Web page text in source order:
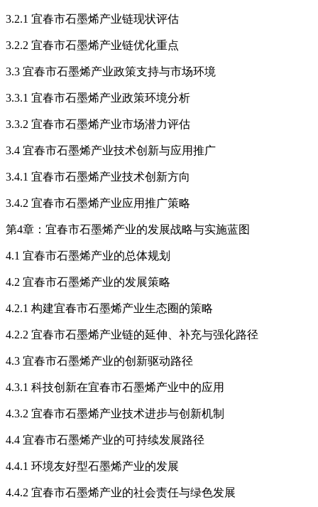
3.2.1 宜春市石墨烯产业链现状评估
3.2.2 宜春市石墨烯产业链优化重点
3.3 宜春市石墨烯产业政策支持与市场环境
3.3.1 宜春市石墨烯产业政策环境分析
3.3.2 宜春市石墨烯产业市场潜力评估
3.4 宜春市石墨烯产业技术创新与应用推广
3.4.1 宜春市石墨烯产业技术创新方向
3.4.2 宜春市石墨烯产业应用推广策略
第4章：宜春市石墨烯产业的发展战略与实施蓝图
4.1 宜春市石墨烯产业的总体规划
4.2 宜春市石墨烯产业的发展策略
4.2.1 构建宜春市石墨烯产业生态圈的策略
4.2.2 宜春市石墨烯产业链的延伸、补充与强化路径
4.3 宜春市石墨烯产业的创新驱动路径
4.3.1 科技创新在宜春市石墨烯产业中的应用
4.3.2 宜春市石墨烯产业技术进步与创新机制
4.4 宜春市石墨烯产业的可持续发展路径
4.4.1 环境友好型石墨烯产业的发展
4.4.2 宜春市石墨烯产业的社会责任与绿色发展